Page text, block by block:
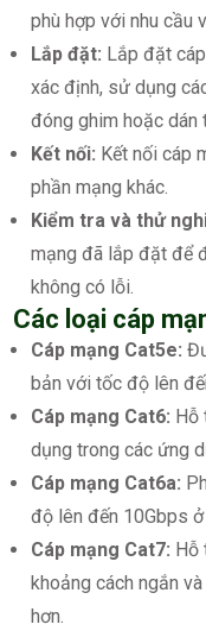
phù hợp với nhu cầu
Lắp đặt: Lắp đặt
xác định, sử dụng
đóng ghim hoặc dán
Kết nối: Kết nối cáp
phần mạng khác.
Kiểm tra và thử
mạng đã lắp đặt để
không có lỗi.
Các loại cáp
Cáp mạng Cat5e:
bản với tốc độ lên
Cáp mạng Cat6: Hỗ
dụng trong các ứng
Cáp mạng Cat6a:
độ lên đến 10Gbps
Cáp mạng Cat7: Hỗ
khoảng cách ngắn
hơn.